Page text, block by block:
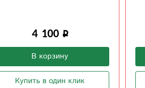
4 100
В корзину
Купить в один клик